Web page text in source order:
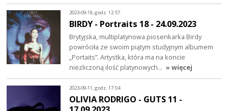
2023-09-18, godz. 12:57
BIRDY - Portraits 18 - 24.09.2023
Brytyjska, multiplatynowa piosenkarka Birdy
powróciła ze swoim piątym studyjnym albumem
„Portaits”. Artystka, która ma na koncie
niezliczoną ilość platynowych… » więcej
2023-09-11, godz. 17:04
OLIVIA RODRIGO - GUTS 11 -